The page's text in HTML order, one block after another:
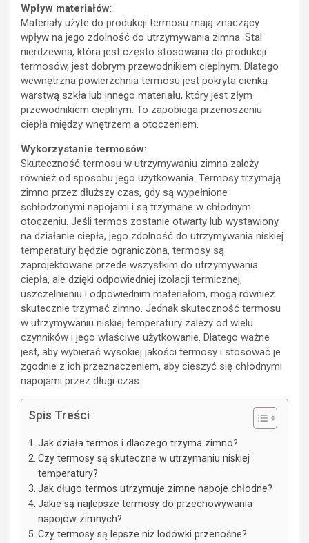
Wpływ materiałów:
Materiały użyte do produkcji termosu mają znaczący
wpływ na jego zdolność do utrzymywania zimna. Stal
nierdzewna, która jest często stosowana do produkcji
termosów, jest dobrym przewodnikiem cieplnym. Dlatego
wewnętrzna powierzchnia termosu jest pokryta cienką
warstwą szkła lub innego materiału, który jest złym
przewodnikiem cieplnym. To zapobiega przenoszeniu
ciepła między wnętrzem a otoczeniem.
Wykorzystanie termosów:
Skuteczność termosu w utrzymywaniu zimna zależy
również od sposobu jego użytkowania. Termosy trzymają
zimno przez dłuższy czas, gdy są wypełnione
schłodzonymi napojami i są trzymane w chłodnym
otoczeniu. Jeśli termos zostanie otwarty lub wystawiony
na działanie ciepła, jego zdolność do utrzymywania niskiej
temperatury będzie ograniczona, termosy są
zaprojektowane przede wszystkim do utrzymywania
ciepła, ale dzięki odpowiedniej izolacji termicznej,
uszczelnieniu i odpowiednim materiałom, mogą również
skutecznie trzymać zimno. Jednak skuteczność termosu
w utrzymywaniu niskiej temperatury zależy od wielu
czynników i jego właściwe użytkowanie. Dlatego ważne
jest, aby wybierać wysokiej jakości termosy i stosować je
zgodnie z ich przeznaczeniem, aby cieszyć się chłodnymi
napojami przez długi czas.
Spis Treści
Jak działa termos i dlaczego trzyma zimno?
Czy termosy są skuteczne w utrzymaniu niskiej
temperatury?
Jak długo termos utrzymuje zimne napoje chłodne?
Jakie są najlepsze termosy do przechowywania
napojów zimnych?
Czy termosy są lepsze niż lodówki przenośne?